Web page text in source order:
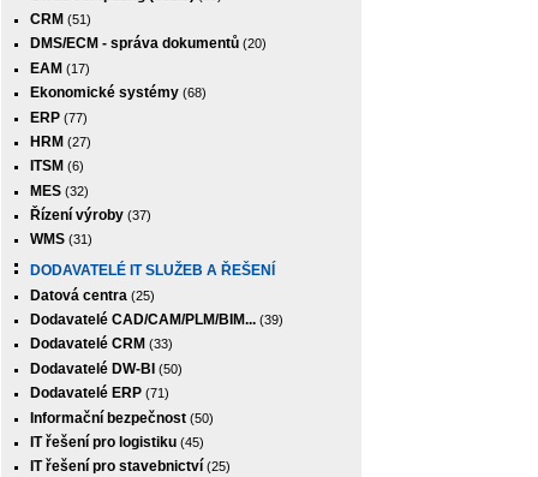
CRM (51)
DMS/ECM - správa dokumentů (20)
EAM (17)
Ekonomické systémy (68)
ERP (77)
HRM (27)
ITSM (6)
MES (32)
Řízení výroby (37)
WMS (31)
DODAVATELÉ IT SLUŽEB A ŘEŠENÍ
Datová centra (25)
Dodavatelé CAD/CAM/PLM/BIM... (39)
Dodavatelé CRM (33)
Dodavatelé DW-BI (50)
Dodavatelé ERP (71)
Informační bezpečnost (50)
IT řešení pro logistiku (45)
IT řešení pro stavebnictví (25)